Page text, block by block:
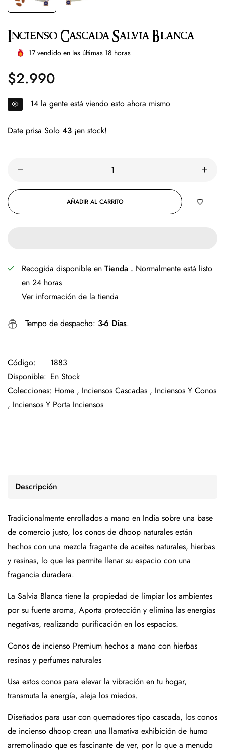
Incienso Cascada Salvia Blanca
17 vendido en las últimas 18 horas
Precio
regular
$2.990
14 la gente está viendo esto ahora mismo
Date prisa Solo 43 ¡en stock!
AÑADIR AL CARRITO
Recogida disponible enTienda . Normalmente está listo
en 24 horas
Ver información de la tienda
Tempo de despacho: 3-6 Días.
Código:
1883
Disponible: En Stock
Colecciones: Home , Inciensos Cascadas , Inciensos Y Conos
, Inciensos Y Porta Inciensos
Descripción
Tradicionalmente enrollados a mano en India sobre una base
de comercio justo, los conos de dhoop naturales están
hechos con una mezcla fragante de aceites naturales, hierbas
y resinas, lo que les permite llenar su espacio con una
fragancia duradera.
La Salvia Blanca tiene la propiedad de limpiar los ambientes
por su fuerte aroma, Aporta protección y elimina las energías
negativas, realizando purificación en los espacios.
Conos de incienso Premium hechos a mano con hierbas
resinas y perfumes naturales
Usa estos conos para elevar la vibración en tu hogar,
transmuta la energía, aleja los miedos.
Diseñados para usar con quemadores tipo cascada, los conos
de incienso dhoop crean una llamativa exhibición de humo
arremolinado que es fascinante de ver, por lo que a menudo